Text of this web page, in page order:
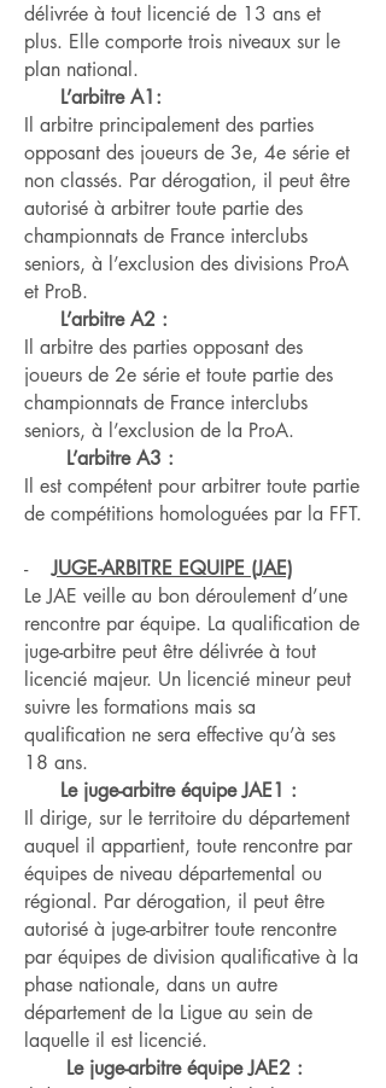
délivrée à tout licencié de 13 ans et
plus. Elle comporte trois niveaux sur le
plan national.
L’arbitre A1:
Il arbitre principalement des parties
opposant des joueurs de 3e, 4e série et
non classés. Par dérogation, il peut être
autorisé à arbitrer toute partie des
championnats de France interclubs
seniors, à l’exclusion des divisions ProA
et ProB.
L’arbitre A2 :
Il arbitre des parties opposant des
joueurs de 2e série et toute partie des
championnats de France interclubs
seniors, à l’exclusion de la ProA.
L’arbitre A3 :
Il est compétent pour arbitrer toute partie
de compétitions homologuées par la FFT.
-JUGE-ARBITRE EQUIPE (JAE)
Le JAE veille au bon déroulement d’une
rencontre par équipe. La qualification de
juge-arbitre peut être délivrée à tout
licencié majeur. Un licencié mineur peut
suivre les formations mais sa
qualification ne sera effective qu’à ses
18 ans.
Le juge-arbitre équipe JAE1 :
Il dirige, sur le territoire du département
auquel il appartient, toute rencontre par
équipes de niveau départemental ou
régional. Par dérogation, il peut être
autorisé à juge-arbitrer toute rencontre
par équipes de division qualificative à la
phase nationale, dans un autre
département de la Ligue au sein de
laquelle il est licencié.
Le juge-arbitre équipe JAE2 :